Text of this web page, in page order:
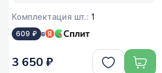
Комплектация шт.: 1
609 ₽ в
3 650 ₽